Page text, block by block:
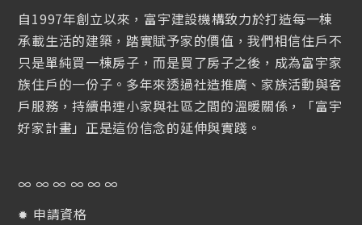
2026富宇好家計畫 ☛ 第一階段公告
自1997年創立以來，富宇建設機構致力於打造每一棟
承載生活的建築，踏實賦予家的價值，我們相信住戶不
只是單純買一棟房子，而是買了房子之後，成為富宇家
族住戶的一份子。多年來透過社造推廣、家族活動與客
戶服務，持續串連小家與社區之間的溫暖關係，「富宇
好家計畫」正是這份信念的延伸與實踐。
∞ ∞ ∞ ∞ ∞ ∞
✹ 申請資格